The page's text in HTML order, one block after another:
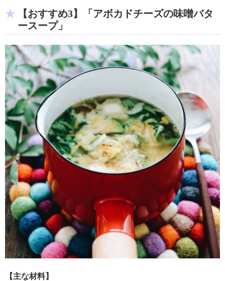
【おすすめ3】「アボカドチーズの味噌バタ
ースープ」
【主な材料】